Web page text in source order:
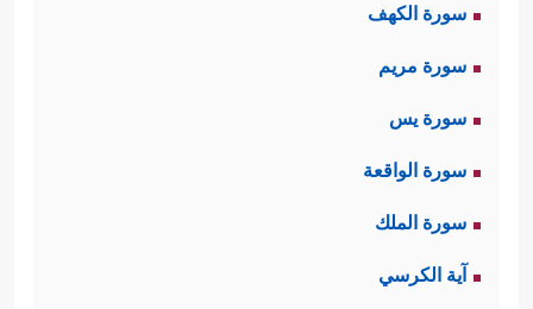
سورة الكهف
سورة مريم
سورة يس
سورة الواقعة
سورة الملك
آية الكرسي